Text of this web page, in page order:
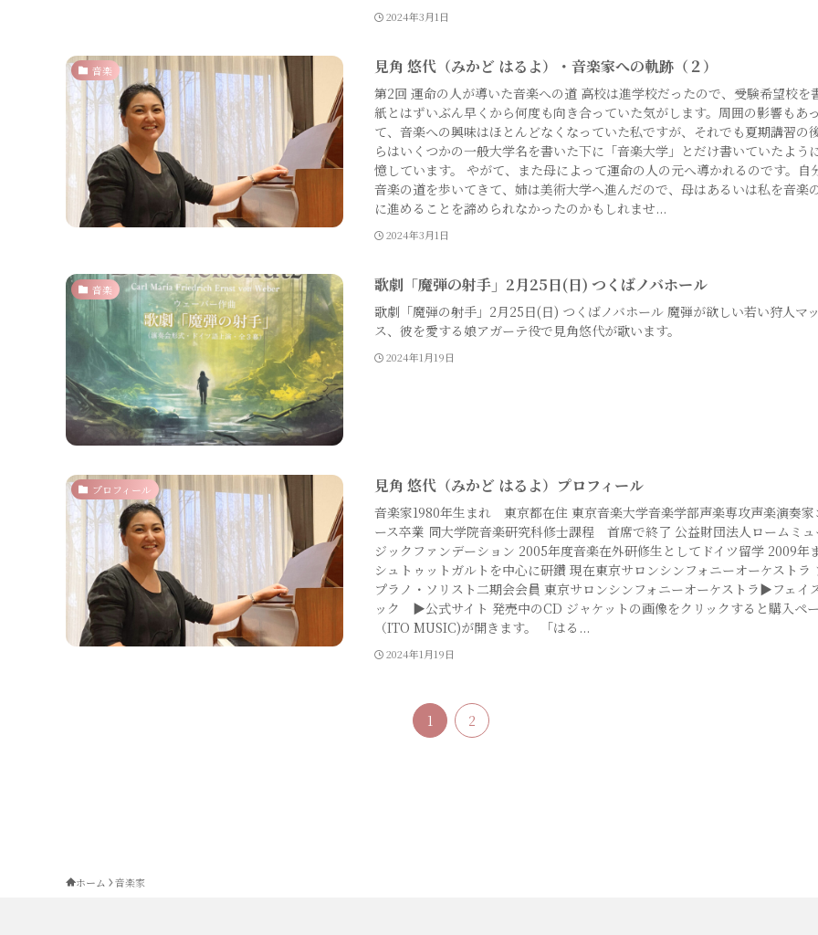
2024年3月1日
音楽 見角 悠代（みかど はるよ）・音楽家への軌跡（２）
第2回 運命の人が導いた音楽への道 高校は進学校だったので、受験希望校を
紙とはずいぶん早くから何度も向き合っていた気がします。周囲の影響もあっ
て、音楽への興味はほとんどなくなっていた私ですが、それでも夏期講習の
らはいくつかの一般大学名を書いた下に「音楽大学」とだけ書いていたよう
憶しています。 やがて、また母によって運命の人の元へ導かれるのです。自
音楽の道を歩いてきて、姉は美術大学へ進んだので、母はあるいは私を音楽
に進めることを諦められなかったのかもしれませ...
2024年3月1日
音楽 歌劇「魔弾の射手」2月25日(日) つくばノバホール
歌劇「魔弾の射手」2月25日(日) つくばノバホール 魔弾が欲しい若い狩人マ
ス、彼を愛する娘アガーテ役で見角悠代が歌います。
2024年1月19日
プロフィール 見角 悠代（みかど はるよ）プロフィール
音楽家1980年生まれ 東京都在住 東京音楽大学音楽学部声楽専攻声楽演奏家
ース卒業 同大学院音楽研究科修士課程 首席で終了 公益財団法人ロームミュ
ジックファンデーション 2005年度音楽在外研修生としてドイツ留学 2009年
シュトゥットガルトを中心に研鑽 現在東京サロンシンフォニーオーケストラ
プラノ・ソリスト二期会会員 東京サロンシンフォニーオーケストラ▶︎フェイ
ック ▶︎公式サイト 発売中のCD ジャケットの画像をクリックすると購入ペ
（ITO MUSIC)が開きます。 「はる...
2024年1月19日
1 2
ホーム 音楽家